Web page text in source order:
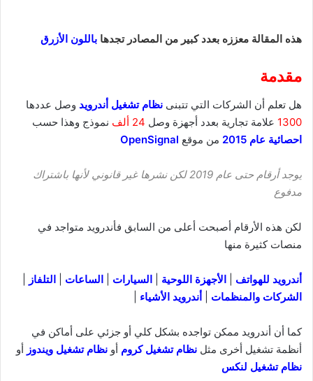
هذه المقالة معززه بعدد كبير من المصادر تجدها باللون الأزرق
مقدمة
هل تعلم أن الشركات التي تتبنى نظام تشغيل أندرويد وصل عددها
1300 علامة تجارية بعدد أجهزة وصل 24 ألف
نموذج وهذا حسب
احصائية عام 2015
من موقع OpenSignal
يوجد أرقام حتى عام 2019 لكن نشرها غير قانوني لأنها باشتراك
مدفوع
لكن هذه الأرقام أصبحت أعلى من السابق فأندرويد متواجد في
منصات كثيرة منها
أندرويد للهواتف الأجهزة اللوحية السيارات الساعات التلفاز
الشركات والمنظمات
أندرويد الأشياء
كما أن أندرويد ممكن تواجده بشكل كلي أو جزئي على أماكن في
أنظمة تشغيل أخرى مثل نظام تشغيل كروم أو نظام تشغيل ويندوز أو
نظام تشغيل لنكس